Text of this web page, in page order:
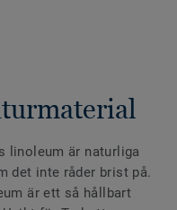
linoleum är naturliga
det inte råder brist på.
är ett så hållbart